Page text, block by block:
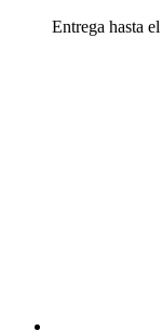
Entrega hasta